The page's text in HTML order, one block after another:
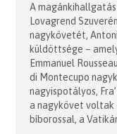
A
Lovagrend
nagykövetét,
küldöttsége –
Emmanuel
di Montecupo
nagyispotályos,
a nagykövet
bíborossal, a